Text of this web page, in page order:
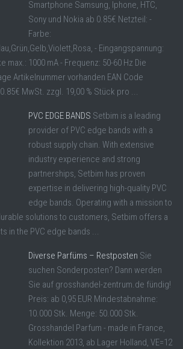
Smartphone Samsung, Iphone, HTC,
Sony und Nokia ab 0.85€ Netzteil: -
Farbe:
- Eingangspannung:
max.: 1000 mA - Frequenz: 50-60 Hz Die
Artikelnummer vorhanden EAN Code
MwSt. zzgl. 19,00 % Stück pro ...
PVC EDGE BANDS Setbim is a leading
provider of PVC edge bands with a
robust supply chain. With extensive
industry experience and strong
partnerships, Setbim has proven
expertise in delivering high-quality PVC
edge bands. Operating with a mission to
solutions to customers, Setbim offers a
in the PVC edge bands ...
Diverse Parfüms – Restposten Sie
suchen Sonderposten? Dann werden
Sie auf grosshandel-zentrum.de fündig!
Preis: ab 0,95 EUR Mindestabnahme:
10.000 Stk. Menge: 50.000 Stk.
Grosshandel Parfum - made in France,
Kollektion 2013, ab Lager Holland, VE=12